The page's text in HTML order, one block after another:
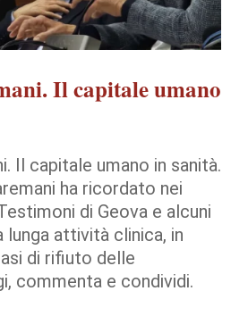
Il capitale umano
Il capitale umano in sanità.
ha ricordato nei
di Geova e alcuni
lunga attività clinica, in
di rifiuto delle
commenta e condividi.